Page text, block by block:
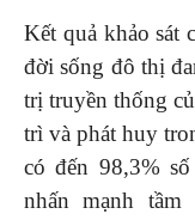
Kết quả khảo sát
đời sống đô thị
trị truyền thống
trì và phát huy
có đến 98,3%
nhấn mạnh tầm